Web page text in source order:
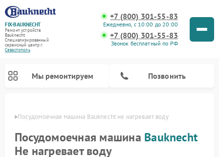
FIX-BAUKNECHT
Ремонт устройств
Bauknecht
Специализированный
cервисный центр г.
Севастополь
+7 (800) 301-55-83
Ежедневно, с 10:00 до 20:00
+7 (800) 301-55-83
Звонок бесплатный по РФ
Мы ремонтируем Позвонить
Посудомоечная машина Bauknecht не нагревает воду
Посудомоечная машина Bauknecht
Не нагревает воду